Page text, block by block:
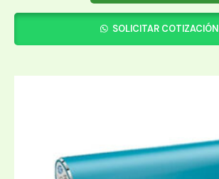
SOLICITAR COTIZACIÓN